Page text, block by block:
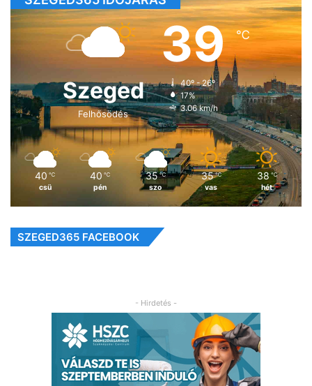
Szeged
Felhősödés
39℃
40º - 26º
17%
3.06 km/h
40 ℃
csü
40 ℃
pén
35 ℃
szo
35 ℃
vas
38 ℃
hét
SZEGED365 FACEBOOK
- Hirdetés -